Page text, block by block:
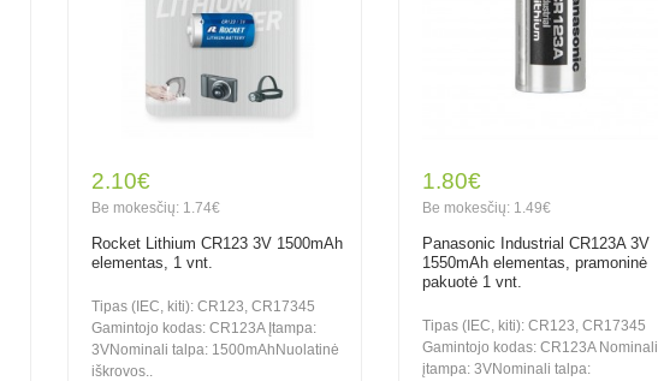
2.10€
Be mokesčių: 1.74€
Rocket Lithium CR123 3V 1500mAh
elementas, 1 vnt.
Tipas (IEC, kiti): CR123, CR17345
Gamintojo kodas: CR123A Įtampa:
3VNominali talpa: 1500mAhNuolatinė
iškrovos..
1.80€
Be mokesčių: 1.49€
Panasonic Industrial CR123A 3V
1550mAh elementas, pramoninė
pakuotė 1 vnt.
Tipas (IEC, kiti): CR123, CR17345
Gamintojo kodas: CR123A Nominali
įtampa: 3VNominali talpa: